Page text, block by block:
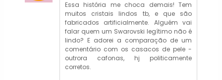
Essa história me choca demais! Tem
muitos cristais lindos tb, e que são
fabricados artificialmente. Alguém vai
falar quem um Swarovski legítimo não é
lindo? E adorei a comparação de um
comentário com os casacos de pele -
outrora cafonas, hj politicamente
corretos.